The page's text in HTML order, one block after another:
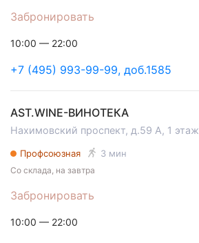
Забронировать
+7 (495) 993-99-99, доб.1585
10:00 — 22:00
AST.WINE-ВИНОТЕКА
Нахимовский проспект, д.59 А, 1 этаж
Профсоюзная 3 мин
Забронировать
Со склада, на завтра
10:00 — 22:00